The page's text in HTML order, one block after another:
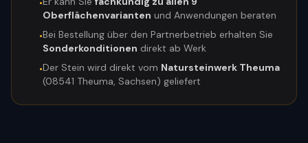
•
Oberflächenvarianten und Anwendungen beraten
•Bei Bestellung über den Partnerbetrieb erhalten Sie
Sonderkonditionen direkt ab Werk
•Der Stein wird direkt vom Natursteinwerk Theuma
(08541 Theuma, Sachsen) geliefert